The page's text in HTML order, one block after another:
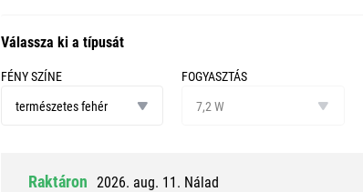
Válassza ki a típusát
FÉNY SZÍNE
színetermészetes fehér
FOGYASZTÁS
7,2 W
Raktáron 2026. aug. 11. Nálad